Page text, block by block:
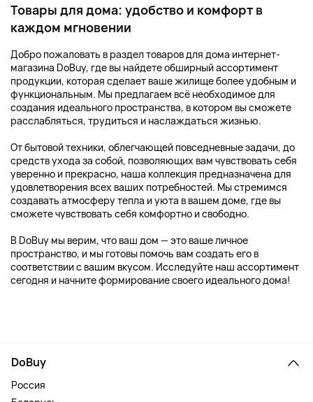
Товары для дома: удобство и комфорт в
каждом мгновении
Добро пожаловать в раздел товаров для дома интернет-
магазина DoBuy, где вы найдете обширный ассортимент
продукции, которая сделает ваше жилище более удобным и
функциональным. Мы предлагаем всё необходимое для
создания идеального пространства, в котором вы сможете
расслабляться, трудиться и наслаждаться жизнью.
От бытовой техники, облегчающей повседневные задачи, до
средств ухода за собой, позволяющих вам чувствовать себя
уверенно и прекрасно, наша коллекция предназначена для
удовлетворения всех ваших потребностей. Мы стремимся
создавать атмосферу тепла и уюта в вашем доме, где вы
сможете чувствовать себя комфортно и свободно.
В DoBuy мы верим, что ваш дом — это ваше личное
пространство, и мы готовы помочь вам создать его в
соответствии с вашим вкусом. Исследуйте наш ассортимент
сегодня и начните формирование своего идеального дома!
DoBuy
Россия